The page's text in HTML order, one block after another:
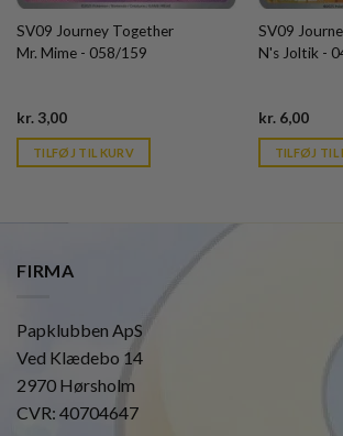
SV09 Journey Together
Mr. Mime - 058/159
kr. 3,00Current
is:
kr. 39,95.
TILFØJ TIL KURV
SV09
N's Joltik -
kr.6,00
is:
kr.
TILFØJ TIL
FIRMA
Papklubben ApS
Ved Klædebo 14
2970 Hørsholm
CVR: 40704647